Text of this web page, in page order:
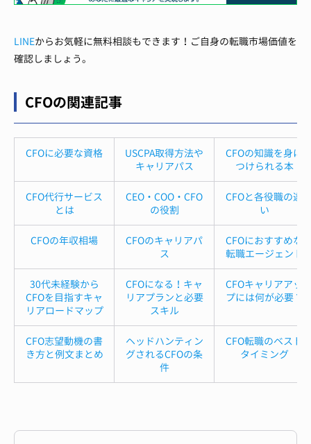
LINEからお気軽に無料相談もできます！ご自身の転職市場価値を
確認しましょう。
CFOの関連記事
CFOに必要な資格
USCPA取得方法や
キャリアパス
CFOの知識を身に
つけられる本
CFO代行サービス
とは
CEO・COO・CFO
の役割
CFOと各役職の違
い
CFOの年収相場
CFOのキャリアパ
ス
CFOにおすすめな
転職エージェント
30代未経験から
CFOを目指すキャ
リアロードマップ
CFOになる！キャ
リアプランと必要
スキル
CFOキャリアアッ
プには何が必要？
CFO志望動機の書
き方と例文まとめ
ヘッドハンティン
グされるCFOの条
件
CFO転職のベスト
タイミング